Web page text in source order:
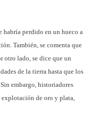
habría perdido en un hueco a
También, se comenta que
otro lado, se dice que un
de la tierra hasta que los
embargo, historiadores
de oro y plata,